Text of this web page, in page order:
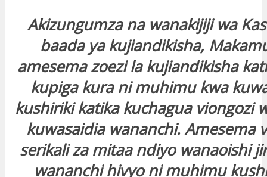
Akizungumza na wanakijiji wa
baada ya kujiandikisha,
amesema zoezi la kujiandikisha
kupiga kura ni muhimu kwa
kushiriki katika kuchagua viongozi
kuwasaidia wananchi. Amesema
serikali za mitaa ndiyo wanaoishi
wananchi hivyo ni muhimu